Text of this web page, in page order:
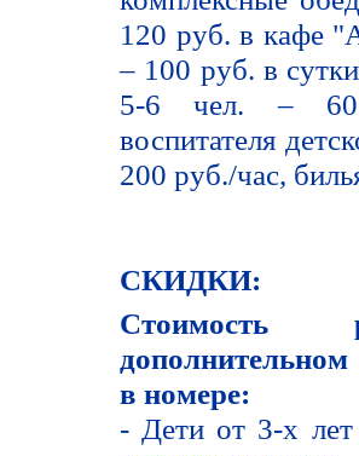
120 руб. в кафе
– 100 руб. в
5-6 чел. –
воспитателя
200 руб./час,
СКИДКИ:
Стоимость
дополнительном
в номере:
- Дети от 3-х